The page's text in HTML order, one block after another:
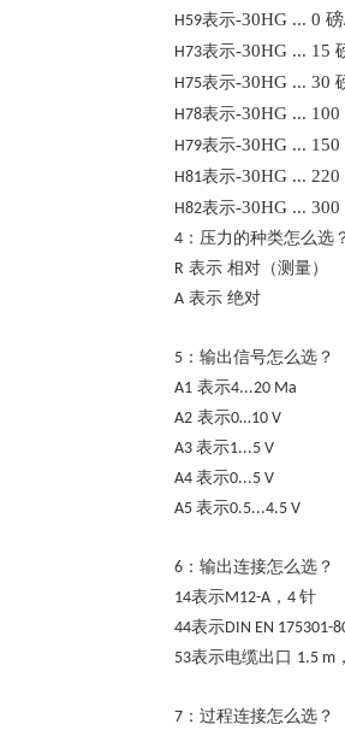
H59表示-30HG ... 0
H73表示-30HG ... 15
H75表示-30HG ... 30
H78表示-30HG ... 100
H79表示-30HG ... 150
H81表示-30HG ... 220
H82表示-30HG ... 300
4 ：压力的种类怎么选
R 表示 相对（测量）
A 表示 绝对
5 ：输出信号怎么选？
A1 表示4...20 Ma
A2 表示0…10 V
A3 表示1...5 V
A4 表示0...5 V
A5 表示0.5...4.5 V
6 ：输出连接怎么选？
14表示M12-A ， 4 针
44表示DIN EN 175301-
53表示电缆出口 1.5 m ，
7 ：过程连接怎么选？